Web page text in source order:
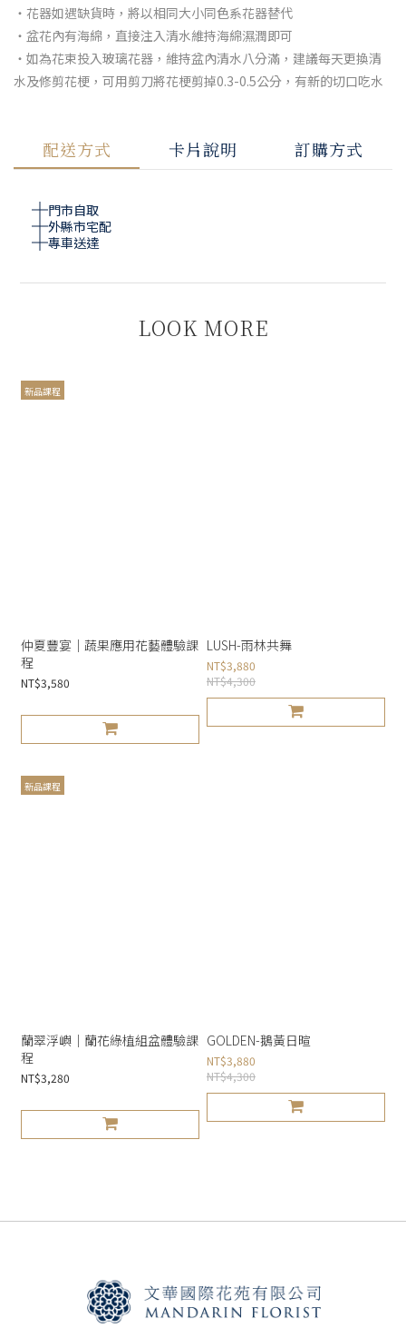
・花器如遇缺貨時，將以相同大小同色系花器替代
・盆花內有海綿，直接注入清水維持海綿濕潤即可
・如為花束投入玻璃花器，維持盆內清水八分滿，建議每天更換清
水及修剪花梗，可用剪刀將花梗剪掉0.3-0.5公分，有新的切口吃水
配送方式 卡片說明 訂購方式
門市自取
外縣市宅配
專車送達
LOOK MORE
新品課程
仲夏豐宴｜蔬果應用花藝體驗課
程
NT$3,580
LUSH-雨林共舞
NT$3,880
NT$4,300
新品課程
蘭翠浮嶼｜蘭花綠植組盆體驗課
程
NT$3,280
GOLDEN-鵝黃日暄
NT$3,880
NT$4,300